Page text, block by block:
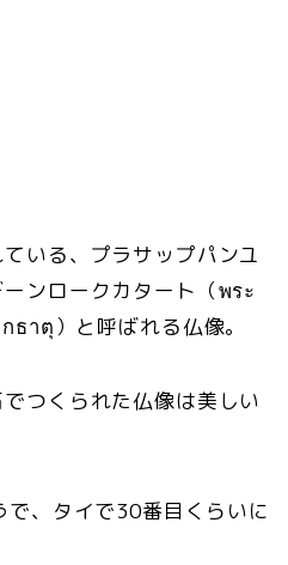
いる、プラサップパンユ
ンロークカタート（พระ
ตุ）と呼ばれる仏像。
つくられた仏像は美しい
、タイで30番目くらいに